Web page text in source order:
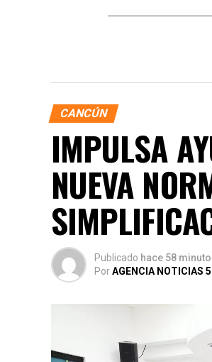
CANCÚN
IMPULSA
NUEVA
Publicado hace 58
PorAGENCIA NOTICIAS